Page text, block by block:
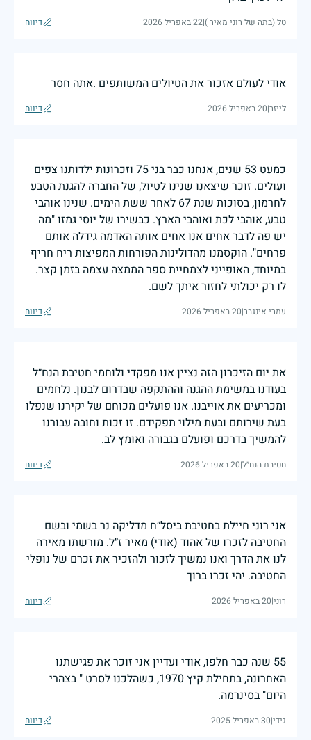
טל (בתה של רוני מאיר )|22 באפריל 2026 דיווח
אודי לעולם אזכור את הטיולים המשותפים .אתה חסר
לייזר|20 באפריל 2026 דיווח
כמעט 53 שנים, אנחנו כבר בני 75 וזכרונות ילדותנו צפים
ועולים. זוכר שיצאנו שנינו לטיול, של החברה להגנת הטבע
לחרמון, בסוכות שנת 67 לאחר ששת הימים. שנינו אוהבי
טבע, אוהבי לכת ואוהבי הארץ. כבשירו של יוסי גמזו "מה
יש פה לדבר אחים אנו אחים אותה האדמה גידלה אותם
פרחים". הוקסמנו מהדולינות הפורחות המפיצות ריח חריף
במיוחד, האופייני לצמחיית ספר הממצה עצמה בזמן קצר.
לו רק יכולתי לחזור איתך לשם.
עמרי אינגבר|20 באפריל 2026 דיווח
את יום הזיכרון הזה נציין אנו מפקדי ולוחמי חטיבת הנח״ל
בעודנו במשימת ההגנה וההתקפה שבדרום לבנון. נלחמים
ומכריעים את אוייבנו. אנו פועלים מכוחם של יקירנו שנפלו
בעת שירותם ובעת מילוי תפקידם. זו זכות וחובה עבורנו
להמשיך בדרכם ופועלם בגבורה ואומץ לב.
חטיבת הנח״ל|20 באפריל 2026 דיווח
אני רוני חיילת בחטיבת ביסל״ח מדליקה נר בשמי ובשם
החטיבה לזכרו של אהוד (אודי) מאיר ז״ל. מורשתו מאירה
לנו את הדרך ואנו נמשיך לזכור ולהזכיר את זכרם של נופלי
החטיבה. יהי זכרו ברוך
רוני|20 באפריל 2026 דיווח
55 שנה כבר חלפו, אודי ועדיין אני זוכר את פגישתנו
האחרונה, בתחילת קיץ 1970, כשהלכנו לסרט " בצהרי
היום" בסינרמה.
גידי|30 באפריל 2025 דיווח